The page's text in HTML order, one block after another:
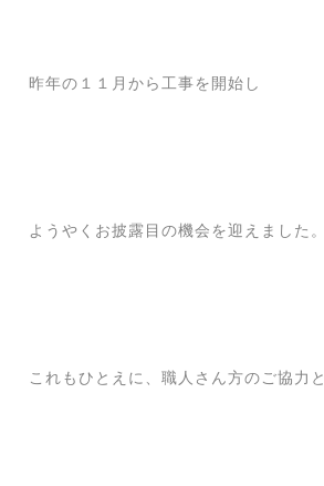
昨年の１１月から工事を開始し
ようやくお披露目の機会を迎えました。
これもひとえに、職人さん方のご協力と